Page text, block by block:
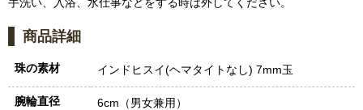
商品詳細
珠の素材 インドヒスイ(ヘマタイトなし) 7mm玉
腕輪直径 6cm（男女兼用）